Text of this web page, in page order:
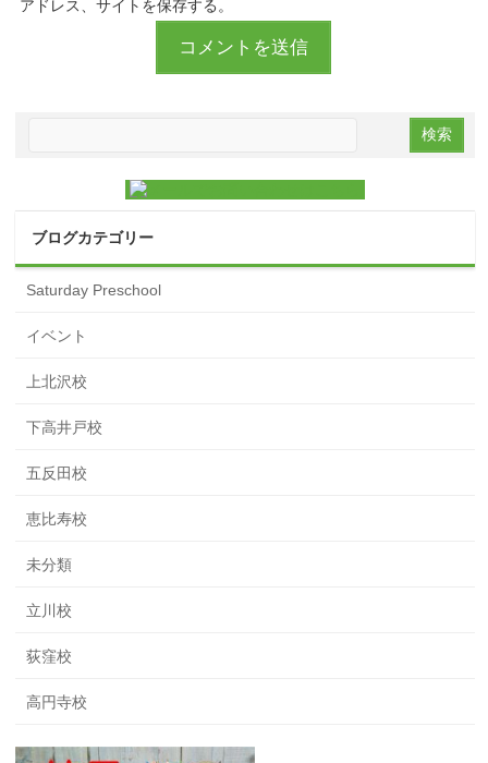
アドレス、サイトを保存する。
ブログカテゴリー
Saturday Preschool
イベント
上北沢校
下高井戸校
五反田校
恵比寿校
未分類
立川校
荻窪校
高円寺校